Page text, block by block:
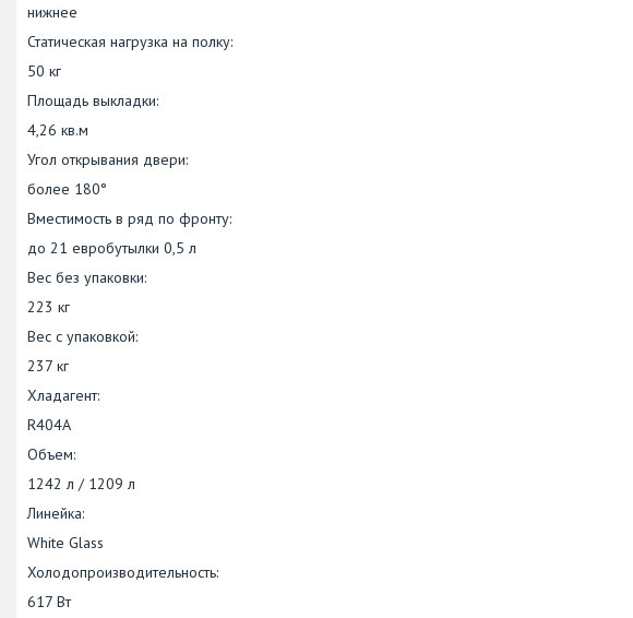
нижнее
Статическая нагрузка на полку:
50 кг
Площадь выкладки:
4,26 кв.м
Угол открывания двери:
более 180°
Вместимость в ряд по фронту:
до 21 евробутылки 0,5 л
Вес без упаковки:
223 кг
Вес с упаковкой:
237 кг
Хладагент:
R404А
Объем:
1242 л / 1209 л
Линейка:
White Glass
Холодопроизводительность:
617 Вт